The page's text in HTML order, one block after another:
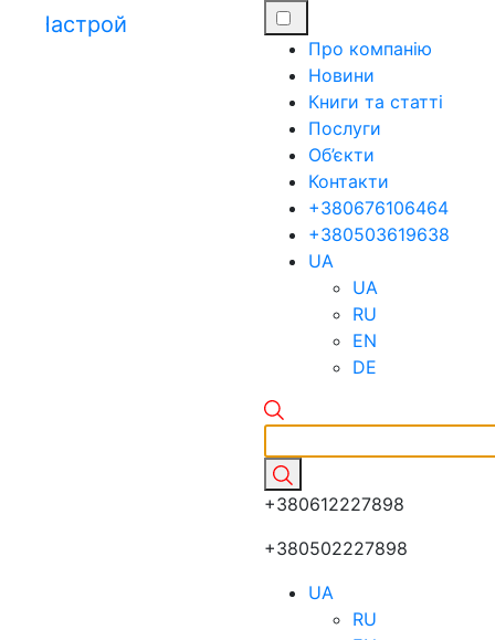
Про компанію
Новини
Книги та статті
Послуги
Об’єкти
Контакти
+380676106464
+380503619638
+380612227898
+380502227898